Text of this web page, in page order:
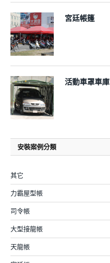
宮廷帳篷
活動車罩車庫
安裝案例分類
其它
力霸屋型帳
司令帳
大型接龍帳
天龍帳